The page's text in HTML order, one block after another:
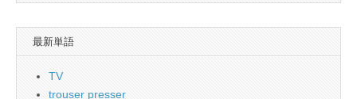
最新単語
TV
trouser presser